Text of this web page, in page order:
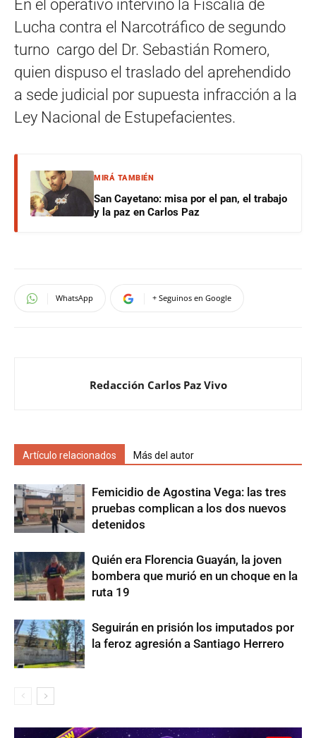
En el operativo intervino la Fiscalía de
Lucha contra el Narcotráfico de segundo
turno cargo del Dr. Sebastián Romero,
quien dispuso el traslado del aprehendido
a sede judicial por supuesta infracción a la
Ley Nacional de Estupefacientes.
MIRÁ TAMBIÉN
San Cayetano: misa por el pan, el trabajo
y la paz en Carlos Paz
WhatsApp + Seguinos en Google
Redacción Carlos Paz Vivo
Artículo relacionados Más del autor
Femicidio de Agostina Vega: las tres
pruebas complican a los dos nuevos
detenidos
Quién era Florencia Guayán, la joven
bombera que murió en un choque en la
ruta 19
Seguirán en prisión los imputados por
la feroz agresión a Santiago Herrero